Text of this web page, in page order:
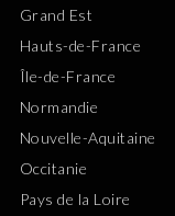
Grand Est
Hauts-de-France
Île-de-France
Normandie
Nouvelle-Aquitaine
Occitanie
Pays de la Loire